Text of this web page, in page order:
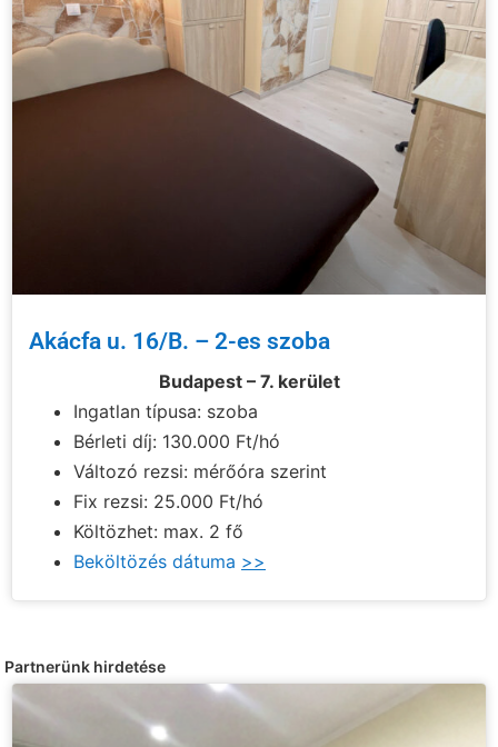
Akácfa u. 16/B. – 2-es szoba
Budapest – 7. kerület
Ingatlan típusa: szoba
Bérleti díj: 130.000 Ft/hó
Változó rezsi: mérőóra szerint
Fix rezsi: 25.000 Ft/hó
Költözhet: max. 2 fő
Beköltözés dátuma >>